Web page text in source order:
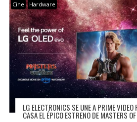
Cine Hardware
LG ELECTRONICS SE UNE A PRIME VIDEO
CASA EL ÉPICO ESTRENO DE MASTERS